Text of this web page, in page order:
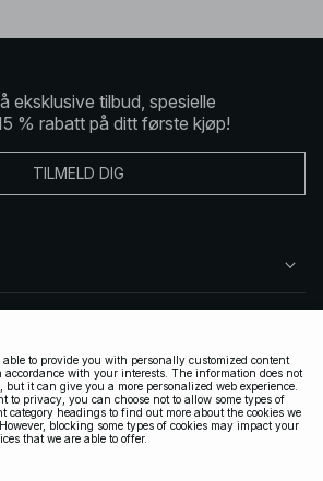
eksklusive tilbud, spesielle
% rabatt på ditt første kjøp!
TILMELD DIG